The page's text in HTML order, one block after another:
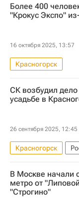
Андрей Воробьев
Более 400
"Крокус Экспо"
16 октября 2025, 13:57
Красногорск
Коммерческая
СК возбудил
усадьбе в
26 сентября 2025, 12:45
Красногорск
Московская
Следственный
Архитектура
В Москве начали
метро от
"Строгино"